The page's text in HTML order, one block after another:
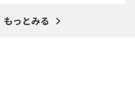
もっとみる